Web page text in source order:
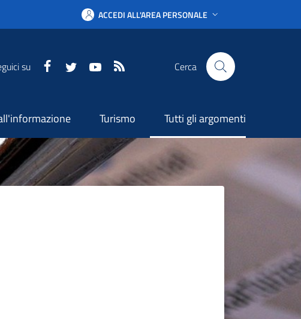
ACCEDI ALL'AREA PERSONALE
su FacebookTwitter YouTube Cerca
Turismo Tutti gli argomenti